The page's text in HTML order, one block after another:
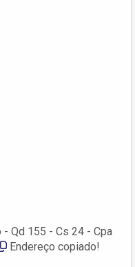
- Qd 155 - Cs 24 - Cpa
Endereço copiado!